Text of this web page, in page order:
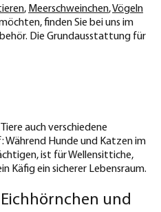
, Meerschweinchen,Vögeln
finden Sie bei uns im
Die Grundausstattung für
auch verschiedene
Während Hunde und Katzen im
ist für Wellensittiche,
Käfig ein sicherer Lebensraum.
und